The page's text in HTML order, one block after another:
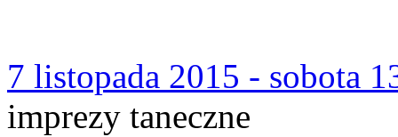
7 listopada 2015 - sobota
imprezy taneczne